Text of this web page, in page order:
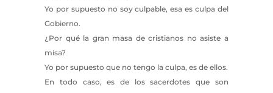
Yo por supuesto no soy culpable, esa es culpa del
Gobierno.
¿Por qué la gran masa de cristianos no asiste a
misa?
Yo por supuesto que no tengo la culpa, es de ellos.
En todo caso, es de los sacerdotes que son